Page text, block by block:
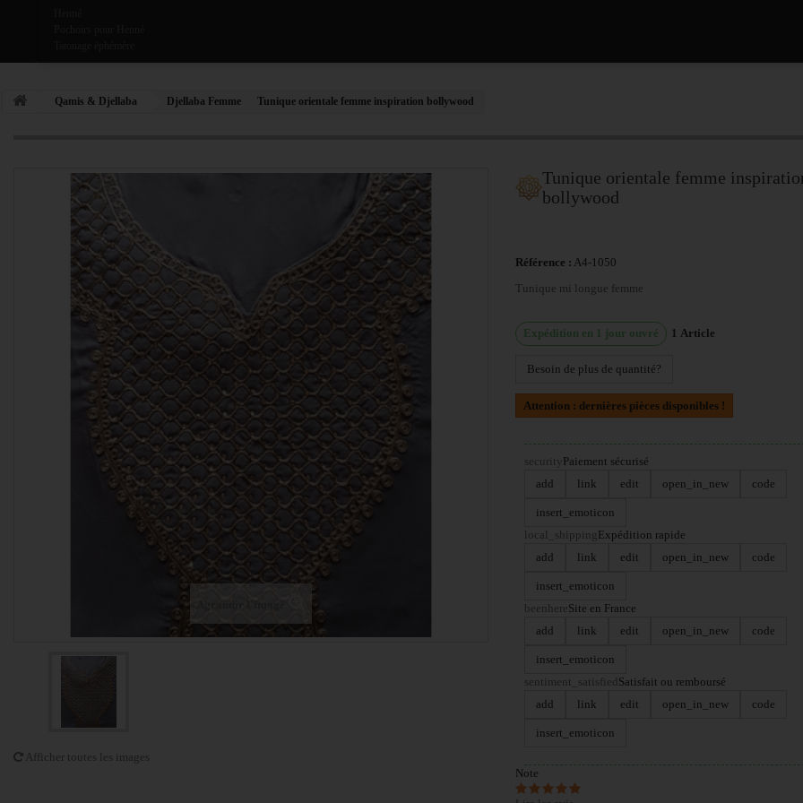
Qamis & Djellaba Djellaba Femme Tunique orientale femme inspiration bollywood
Afficher toutes les images
Tunique orientale femme
bollywood
Référence : A4-1050
Tunique mi longue femme
Expédition en 1 jour ouvré 1 Article
Besoin de plus de quantité?
Attention : dernières pièces disponibles !
security Paiement sécurisé
add
link edit open_in_new code
insert_emoticon
local_shipping Expédition rapide
add
link edit open_in_new code
insert_emoticon
beenhereSite en France
add
link edit open_in_new code
insert_emoticon
sentiment_satisfied Satisfait ou remboursé
add
link edit open_in_new code
insert_emoticon
Note